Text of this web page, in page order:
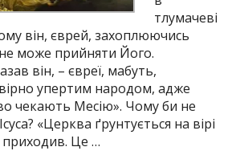
тлумачеві
він, єврей, захоплюючись
не може прийняти Його.
він, – євреї, мабуть,
упертим народом, адже
чекають Месію». Чому би не
«Церква ґрунтується на вірі
Це …